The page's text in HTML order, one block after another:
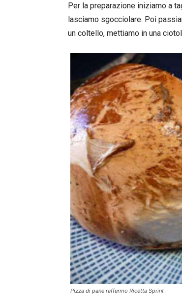
Per la preparazione iniziamo a
lasciamo sgocciolare. Poi
un coltello, mettiamo in una
Pizza di pane raffermo Ricetta Sprint